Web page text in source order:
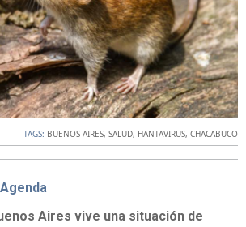
TAGS: BUENOS AIRES, SALUD, HANTAVIRUS, CHACABUCO
Aires vive una situación de